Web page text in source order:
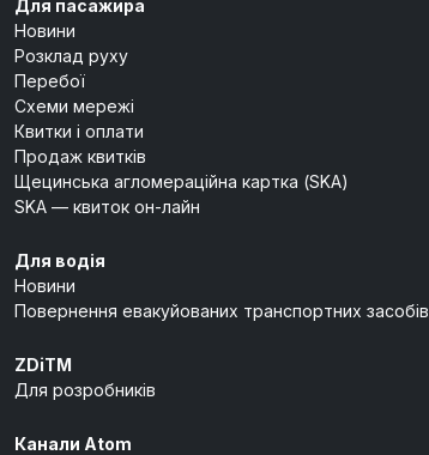
Для пасажира
Новини
Розклад руху
Перебої
Схеми мережі
Квитки і оплати
Продаж квитків
Щецинська агломераційна картка (SKA)
SKA — квиток он-лайн
Для водія
Новини
Повернення евакуйованих транспортних засобів
ZDiTM
Для розробників
Канали Atom